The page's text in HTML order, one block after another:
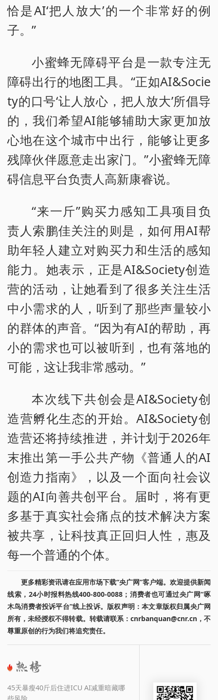
恰是AI‘把人放大’的一个非常好的例
子。”
小蜜蜂无障碍平台是一款专注无
障碍出行的地图工具。“正如AI&Socie
ty的口号‘让人放心，把人放大’所倡导
的，我们希望AI能够辅助大家更加放
心地在这个城市中出行，能够让更多
残障伙伴愿意走出家门。”小蜜蜂无障
碍信息平台负责人高新康睿说。
“来一斤”购买力感知工具项目负
责人索鹏佳关注的则是，如何用AI帮
助年轻人建立对购买力和生活的感知
能力。她表示，正是AI&Society创造
营的活动，让她看到了很多关注生活
中小需求的人，听到了那些声量较小
的群体的声音。“因为有AI的帮助，再
小的需求也可以被听到，也有落地的
可能，这让我非常感动。”
本次线下共创会是AI&Society创
造营孵化生态的开始。AI&Society创
造营还将持续推进，并计划于2026年
末推出第一手公共产物《普通人的AI
创造力指南》，以及一个面向社会议
题的AI向善共创平台。届时，将有更
多基于真实社会痛点的技术解决方案
被共享，让科技真正回归人性，惠及
每一个普通的个体。
更多精彩资讯请在应用市场下载“央广网”客户端。欢迎提供新闻
线索，24小时报料热线400-800-0088；消费者也可通过央广网“啄
木鸟消费者投诉平台”线上投诉。版权声明：本文章版权归属央广网
所有，未经授权不得转载。转载请联系：cnrbanquan@cnr.cn，不
尊重原创的行为我们将追究责任。
45天暴瘦40斤后住进ICU AI减重暗藏哪
些风险